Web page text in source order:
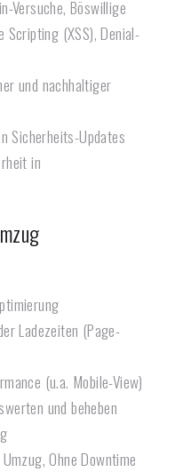
Versuche, Böswillige
Scripting (XSS), Denial-
und nachhaltiger
Sicherheits-Updates
in
Ladezeiten (Page-
(u.a. Mobile-View)
und beheben
Ohne Downtime